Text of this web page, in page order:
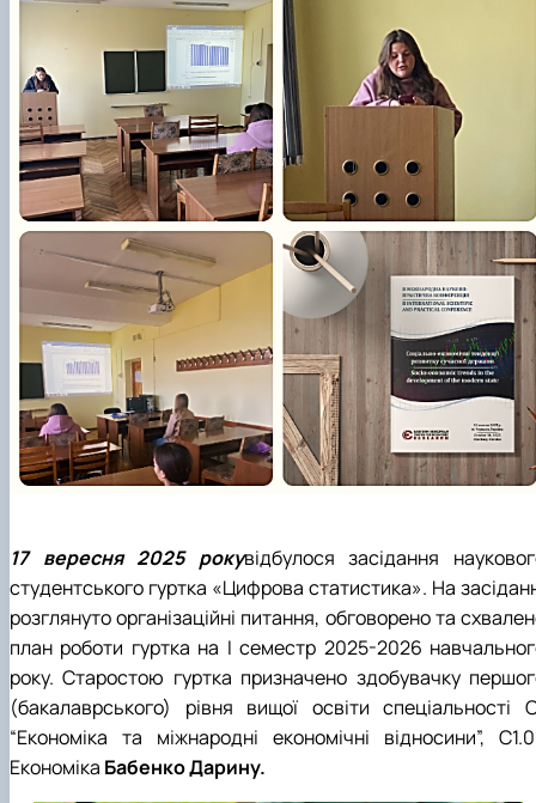
17 вересня 2025 рокувідбулося засідання
студентського гуртка «Цифрова статистика». На
розглянуто організаційні питання, обговорено та
план роботи гуртка на І семестр 2025-2026
року. Старостою гуртка призначено здобувачку
(бакалаврського) рівня вищої освіти спеціальності
“Економіка та міжнародні економічні відносини”,
Економіка Бабенко Дарину.